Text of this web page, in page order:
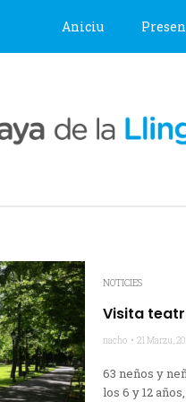
Aniciu
NOTICIES
Visita
nacho 21 Marzu,
63 neños y
los 6 y 12